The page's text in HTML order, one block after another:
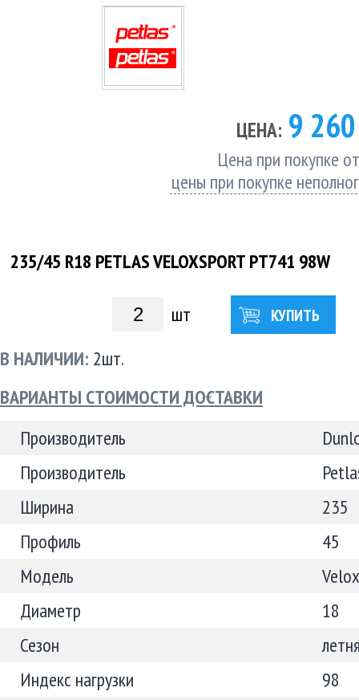
ЦЕНА: 9
Цена при покупке
цены при покупке
235/45 R18 PETLAS VELOXSPORT PT741 98W
шт КУПИТЬ
В НАЛИЧИИ: 2шт.
ВАРИАНТЫ СТОИМОСТИ ДОСТАВКИ
Производитель
Производитель
Ширина
235
Профиль
45
Модель
Диаметр
18
Сезон
Индекс нагрузки
98